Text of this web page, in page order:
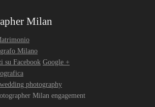
Milan
Milano
su Facebook Google +
photography
Milan engagement